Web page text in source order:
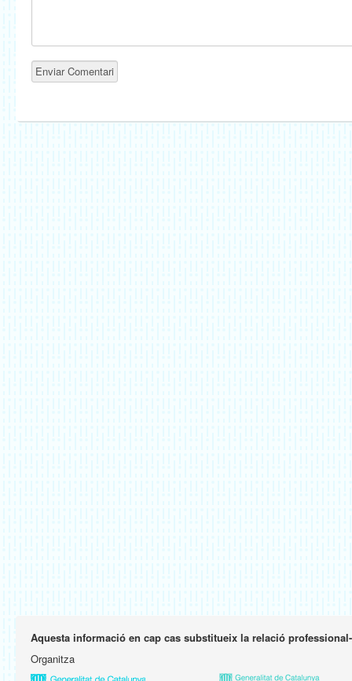
Aquesta informació en cap cas substitueix la relació
Organitza